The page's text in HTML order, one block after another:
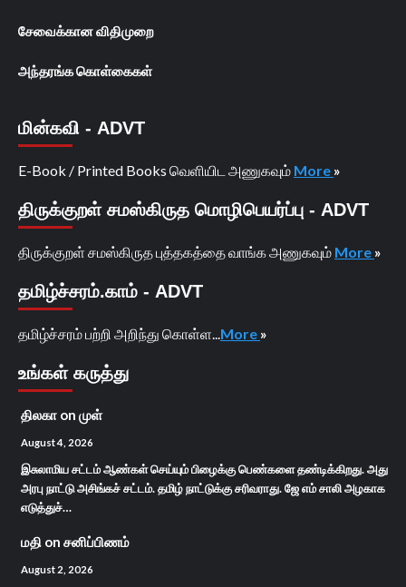
சேவைக்கான விதிமுறை
அந்தரங்க கொள்கைகள்
மின்கவி - ADVT
E-Book / Printed Books வெளியிட அணுகவும் More »
திருக்குறள் சமஸ்கிருத மொழிபெயர்ப்பு - ADVT
திருக்குறள் சமஸ்கிருத புத்தகத்தை வாங்க அணுகவும் More »
தமிழ்ச்சரம்.காம் - ADVT
தமிழ்ச்சரம் பற்றி அறிந்து கொள்ள... More »
உங்கள் கருத்து
திலகா on முள்
August 4, 2026
இசுலாமிய சட்டம் ஆண்கள் செய்யும் பிழைக்கு பெண்களை தண்டிக்கிறது. அது
அரபு நாட்டு அசிங்கச் சட்டம். தமிழ் நாட்டுக்கு சரிவராது. ஜே எம் சாலி அழகாக
எடுத்துச்…
மதி on சனிப்பிணம்
August 2, 2026